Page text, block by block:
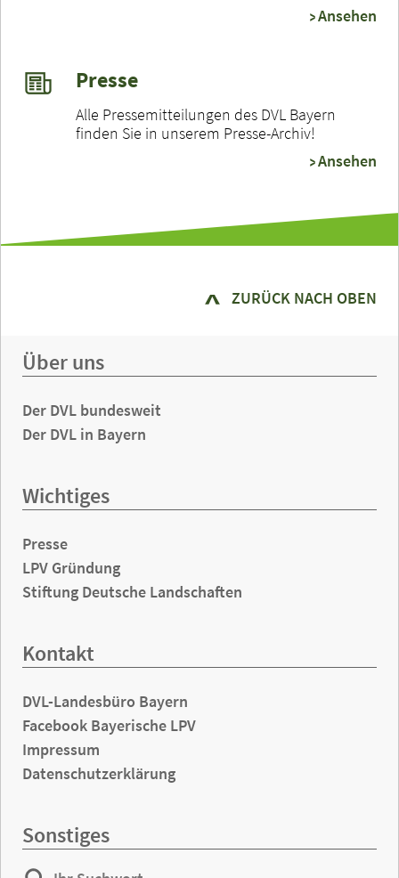
Ansehen
Presse
Alle Pressemitteilungen des DVL Bayern
finden Sie in unserem Presse-Archiv!
Ansehen
ZURÜCK NACH OBEN
Über uns
Der DVL bundesweit
Der DVL in Bayern
Wichtiges
Presse
LPV Gründung
Stiftung Deutsche Landschaften
Kontakt
DVL-Landesbüro Bayern
Facebook Bayerische LPV
Impressum
Datenschutzerklärung
Sonstiges